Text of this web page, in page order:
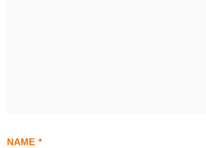
NAME *